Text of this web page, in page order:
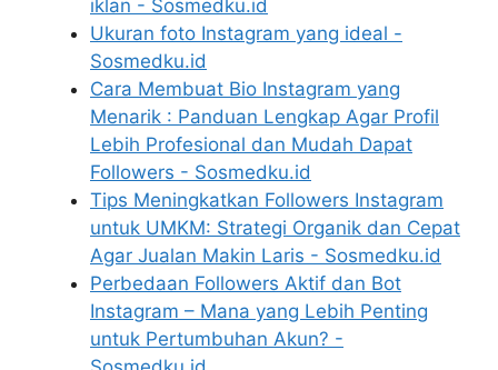
iklan - Sosmedku.id
Ukuran foto Instagram yang ideal -
Sosmedku.id
Cara Membuat Bio Instagram yang
Menarik : Panduan Lengkap Agar Profil
Lebih Profesional dan Mudah Dapat
Followers - Sosmedku.id
Tips Meningkatkan Followers Instagram
untuk UMKM: Strategi Organik dan Cepat
Agar Jualan Makin Laris - Sosmedku.id
Perbedaan Followers Aktif dan Bot
Instagram – Mana yang Lebih Penting
untuk Pertumbuhan Akun? -